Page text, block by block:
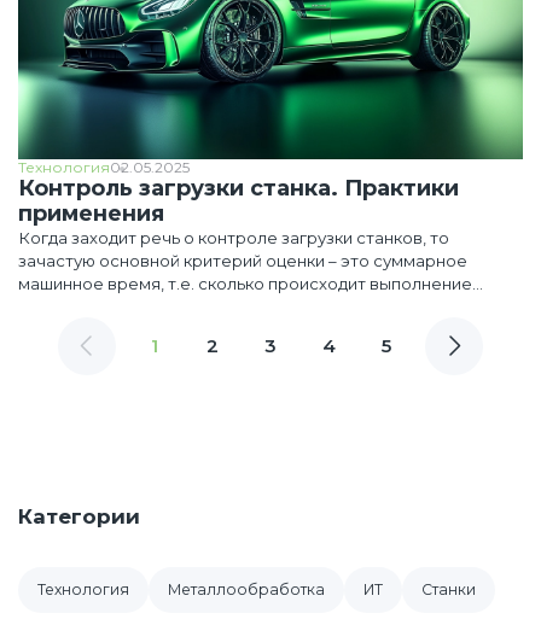
Технология02.05.2025
Контроль загрузки станка. Практики
применения
Когда заходит речь о контроле загрузки станков, то
зачастую основной критерий оценки – это суммарное
машинное время, т.е. сколько происходит выполнение
1 2 3 4 5
Категории
Технология Металлообработка ИТ Cтанки